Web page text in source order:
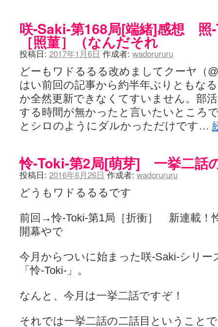
音を奏でて花が咲く - 咲-Saki- / 浩子「…あっ分かった 恐らくそうい
一萬人の麓路() - 咲-Saki- / 咲-Saki- 第193局[竜王] ドラゴンの王とパク
from A to K / [咲-saki-][麻雀ゲーム]【ゲーム】セガのMJシリーズで2年
紺フェス - 咲-Saki- / 【越谷SS】とろけそうな日 (15:31)
ユズポニッキ - 咲-Saki- / ☆ #咲実写 ☆告知☆オンライン上映会☆ 阿
ああ、あの牌？ - 咲-Saki- / シノハユ菰沢中関連(江津・大田)の登場舞
宮守大好き帳 / 告知 (13:04)
麻雀アニメ＆麻雀ゲームあれこれ / 厄介な相手だよ！ あんたは
ばるのまーじゃん日和 - 咲-saki- / クリスマス！！そして… (10:28)
咲めも！ / ニワチョコ、尊い。 (04:23)
ＳＳＳ（咲ＳＳ）感想ブログ / 【SSS】憩 -Kei- 全国編第２２局『流局
ひまじんひまんじ / 読書の秋、と言います故
(08:00)
かえんだん - 咲-Saki- / 朱里「そげなこつ私がやっておきますから！
Saki-1 グランプリ ～咲ワン～ / しわが誕生することは老化現象だと
木と木と木 - 咲-saki- / 新道寺の本 (00:00)
迷子の坊やのみちくさ日記 / 【連載感想】宮永照についてのあれこれ
麻雀自由帳 - 咲-Saki- / 咲-Saki-第168局[端緒]感想 照-Teru- 追憶編第
LAT. 39°20' N - 咲-Saki- / 永水航路 3 - 霧島の姫は、深山幽谷の頂で
エトピリカ!! - 咲-saki- / 咲-Saki-16巻 シノハユ7巻表紙予想
Hinamado blog - 咲-Saki- / リハビリテーション (04:56)
咲ワン・neo[仮] / 私事。
EL HOLAZO - 咲-Saki- / 吉野から上り方面の帰り道、亀山JCT-四日市
咲-Saki-.長野編をにょろんと見てみるブログ - 咲-Saki- / 第143局[応変]
咲-Saki-カツゲン備忘録 / 咲-Saki-154局 【奮起】 マジかー！
百合っぽいぶろぐ - 咲-Saki- / シノハユ the down of age 5巻 (06:32)
咲-Saki-第168局[端緒]感想 照
［照菫］（なんだそれ
投稿日: 2017年1月6日 作成者: wadorururu
どーもワドるるる改めましてクーヤ（
はい前回の記事から約半年ぶりともな
か全然更新できなくてすいません。部
する時間が無かったと言いたいところ
とシロのようにダルかっただけです…
怜-Toki-第2局[萌芽] 一挙二話
投稿日: 2016年6月26日 作成者: wadorururu
どうもワドるるるです
前回→怜-Toki-第1局［折衝］ 新連載！
開幕やで
今月からついに始まった咲-Saki-シリー
「怜-Toki-」。
なんと、今月は一挙二話ですぞ！
それでは一挙二話の二話目ということ